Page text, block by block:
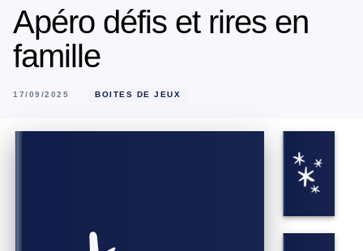
Apéro défis et rires en
famille
17/09/2025 BOITES DE JEUX